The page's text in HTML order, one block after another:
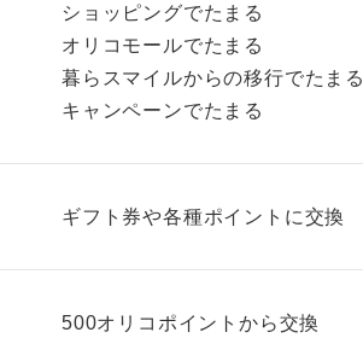
ショッピングでたまる
オリコモールでたまる
暮らスマイルからの移行でたまる
キャンペーンでたまる
ギフト券や各種ポイントに交換
500オリコポイントから交換